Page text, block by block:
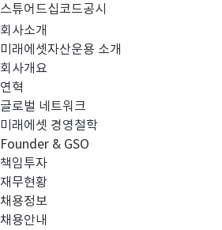
스튜어드십코드공시
회사소개
미래에셋자산운용 소개
회사개요
연혁
글로벌 네트워크
미래에셋 경영철학
Founder & GSO
책임투자
재무현황
채용정보
채용안내
이전글
다음글